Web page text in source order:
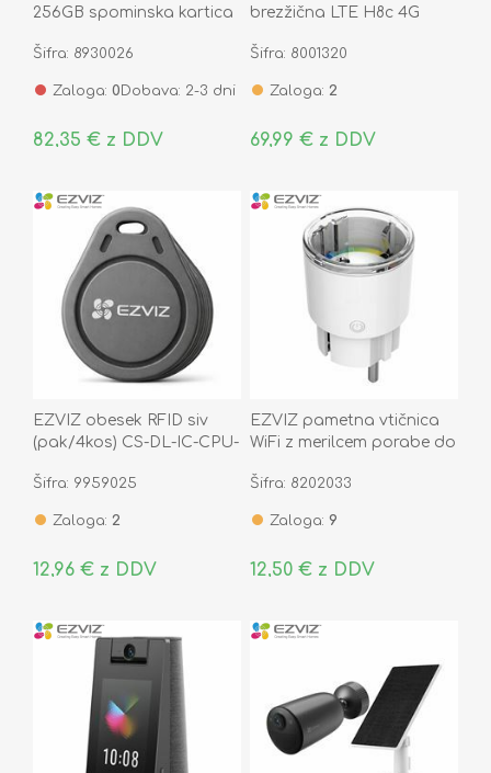
256GB spominska kartica
Šifra: 8930026
Zaloga: 0 Dobava: 2-3 dni
82,35 € z DDV
brezžična LTE H8c 4G
Šifra: 8001320
Zaloga: 2
69,99 € z DDV
EZVIZ obesek RFID siv
(pak/4kos) CS-DL-IC-CPU-
Šifra: 9959025
Zaloga: 2
12,96 € z DDV
EZVIZ pametna vtičnica
WiFi z merilcem porabe do
Šifra: 8202033
Zaloga: 9
12,50 € z DDV